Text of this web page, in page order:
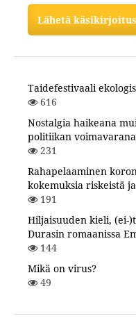
Lähetä käsikirjoitus
Taidefestivaali
616
Nostalgia haikeana
politiikan
231
Rahapelaaminen
kokemuksia riskeistä
191
Hiljaisuuden kieli, (ei-
Durasin romaanissa
144
Mikä on virus?
49